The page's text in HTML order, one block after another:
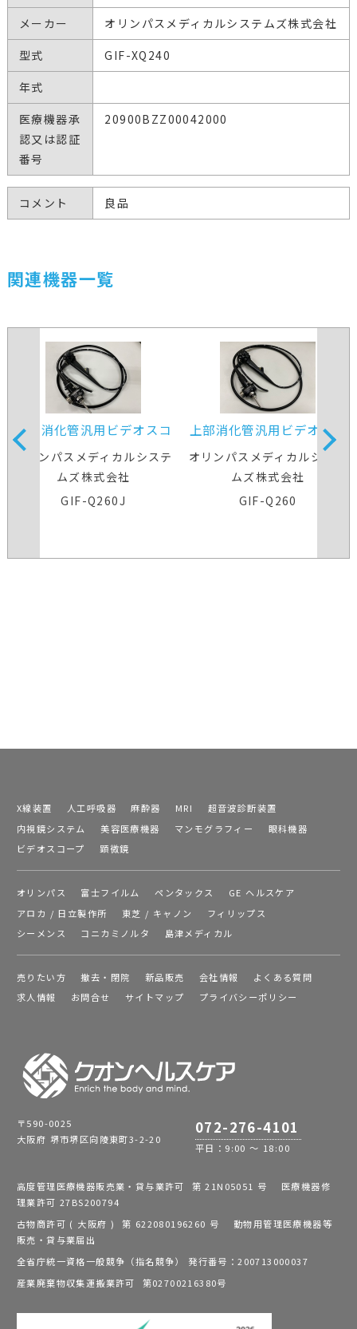
メーカー
オリンパスメディカルシステムズ株式会社
型式
GIF-XQ240
年式
医療機器承
認又は認証
番号
20900BZZ00042000
コメント 良品
関連機器一覧
上部消化管汎用ビデオスコ
ープ
オリンパスメディカルシステ
ムズ株式会社
GIF-Q260J
上部消化管汎用ビデオスコ
ープ
オリンパスメディカルシステ
ムズ株式会社
GIF-Q260
X線装置 人工呼吸器 麻酔器 MRI
超音波診断装置
内視鏡システム
美容医療機器 マンモグラフィー
眼科機器
ビデオスコープ
顕微鏡
オリンパス 富士フイルム ペンタックス
GE ヘルスケア
アロカ / 日立製作所
東芝 / キャノン
フィリップス
シーメンス
コニカミノルタ 島津メディカル
売りたい方 撤去・閉院 新品販売 会社情報
よくある質問
求人情報
お問合せ サイトマップ プライバシーポリシー
〒590-0025
大阪府 堺市堺区向陵東町3-2-20
072-276-4101
平日：9:00 ～ 18:00
高度管理医療機器販売業・貸与業許可 第 21N05051 号 医療機器修
理業許可 27BS200794
古物商許可 ( 大阪府 ) 第 622080196260 号 動物用管理医療機器等
販売・貸与業届出
全省庁統一資格一般競争（指名競争） 発行番号：200713000037
産業廃棄物収集運搬業許可 第02700216380号